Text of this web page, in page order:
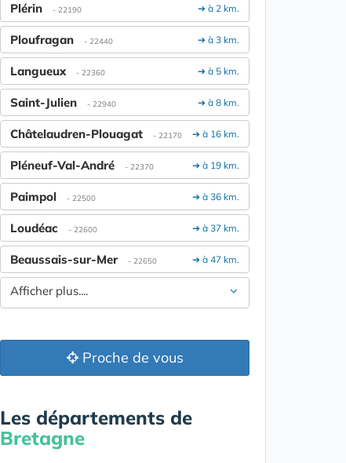
➔ à 2 km.
Plérin - 22190
➔ à 3 km.
Ploufragan - 22440
➔ à 5 km.
Langueux - 22360
➔ à 8 km.
Saint-Julien - 22940
➔ à 16 km.
Châtelaudren-Plouagat - 22170
➔ à 19 km.
Pléneuf-Val-André - 22370
➔ à 36 km.
Paimpol - 22500
➔ à 37 km.
Loudéac - 22600
➔ à 47 km.
Beaussais-sur-Mer - 22650
Afficher plus....
Proche de vous
Les départements de
Bretagne